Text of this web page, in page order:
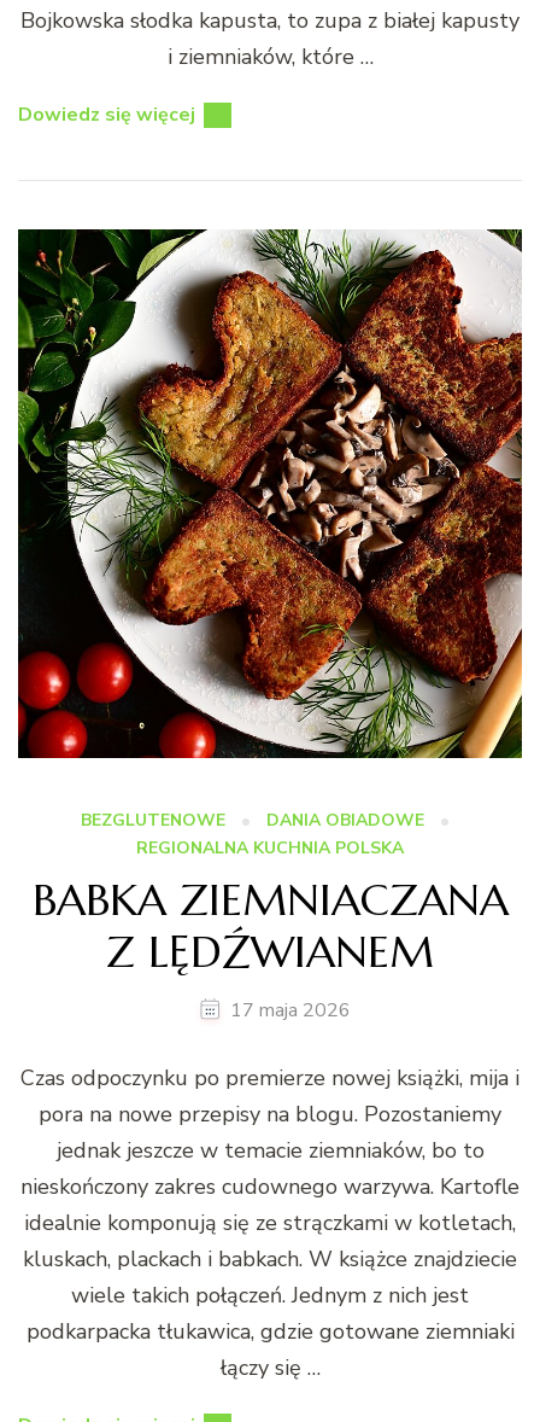
Bojkowska słodka kapusta, to zupa z białej kapusty
i ziemniaków, które …
Dowiedz się więcej
BEZGLUTENOWE
DANIA OBIADOWE
REGIONALNA KUCHNIA POLSKA
BABKA ZIEMNIACZANA
Z LĘDŹWIANEM
17 maja 2026
Czas odpoczynku po premierze nowej książki, mija i
pora na nowe przepisy na blogu. Pozostaniemy
jednak jeszcze w temacie ziemniaków, bo to
nieskończony zakres cudownego warzywa. Kartofle
idealnie komponują się ze strączkami w kotletach,
kluskach, plackach i babkach. W książce znajdziecie
wiele takich połączeń. Jednym z nich jest
podkarpacka tłukawica, gdzie gotowane ziemniaki
łączy się …